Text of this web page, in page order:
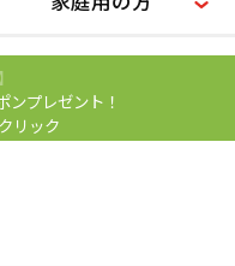
ンプレゼント！
リック